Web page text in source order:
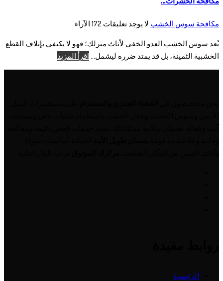
مكافحة سوس الخشبلا يوجد تعليقات172الآراء
يُعد سوس الخشب العدو الخفي لأثاث منزلك؛ فهو لا يكتفي بإتلاف القطع
الخشبية الثمينة، بل قد يمتد ضرره ليشمل...اقرأ المزيد
آمنة وفعالة لضمان سلامة ممتلكاتك. نقدم خدمات فحص دقيقة ومعالجة
الرئيسية